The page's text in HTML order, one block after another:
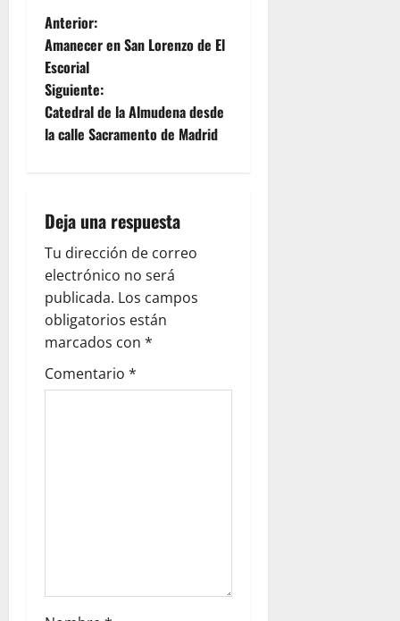
N
a
v
e
a
c
i
ó
n
d
r
Anterior:
Amanecer en San Lorenzo de El
Escorial
Siguiente:
Catedral de la Almudena desde
la calle Sacramento de Madrid
Deja una respuesta
Tu dirección de correo
electrónico no será
publicada. Los campos
obligatorios están
marcados con *
Comentario *